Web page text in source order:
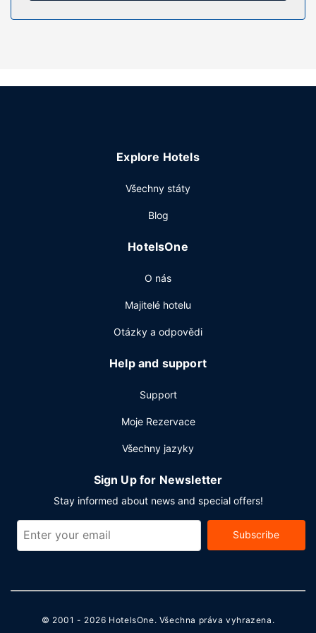
něž patří mimo jiné krytý bazén, sauna a fitness centrum.
a podává se zde italská kuchyně. Můžete však také zůstat
omezeným provozem. Hotel podává denně od 7:00 do
Hostům jsou k dispozici business centrum s nepřetržitým
provozem. Hodláte uspořádat obchodní nebo
společenskou akci? V tomto hotelu můžete využít
centrum a 10 zasedací místnosti). Přímo v areálu je hostům
Explore Hotels
Všechny státy
Blog
HotelsOne
O nás
Majitelé hotelu
Otázky a odpovědi
Help and support
Support
Moje Rezervace
Všechny jazyky
Sign Up for Newsletter
Stay informed about news and special offers!
Subscribe
© 2001 - 2026 HotelsOne. Všechna práva vyhrazena.